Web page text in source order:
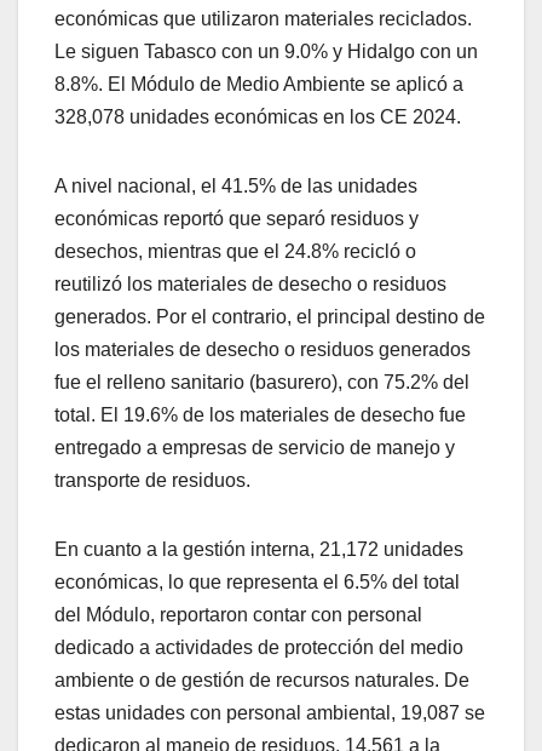
económicas que utilizaron materiales reciclados.
Le siguen Tabasco con un 9.0% y Hidalgo con un
8.8%. El Módulo de Medio Ambiente se aplicó a
328,078 unidades económicas en los CE 2024.
A nivel nacional, el 41.5% de las unidades
económicas reportó que separó residuos y
desechos, mientras que el 24.8% recicló o
reutilizó los materiales de desecho o residuos
generados. Por el contrario, el principal destino de
los materiales de desecho o residuos generados
fue el relleno sanitario (basurero), con 75.2% del
total. El 19.6% de los materiales de desecho fue
entregado a empresas de servicio de manejo y
transporte de residuos.
En cuanto a la gestión interna, 21,172 unidades
económicas, lo que representa el 6.5% del total
del Módulo, reportaron contar con personal
dedicado a actividades de protección del medio
ambiente o de gestión de recursos naturales. De
estas unidades con personal ambiental, 19,087 se
dedicaron al manejo de residuos, 14,561 a la